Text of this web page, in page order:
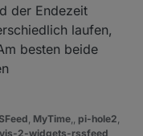
der Endezeit
laufen,
besten beide
MyTime pi-hole2
vis-2-widgets-rssfeed